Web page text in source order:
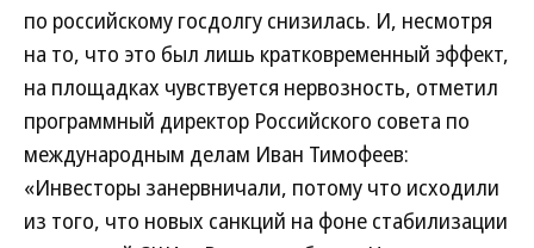
по российскому госдолгу снизилась. И, несмотря
на то, что это был лишь кратковременный эффект,
на площадках чувствуется нервозность, отметил
программный директор Российского совета по
международным делам Иван Тимофеев:
«Инвесторы занервничали, потому что исходили
из того, что новых санкций на фоне стабилизации